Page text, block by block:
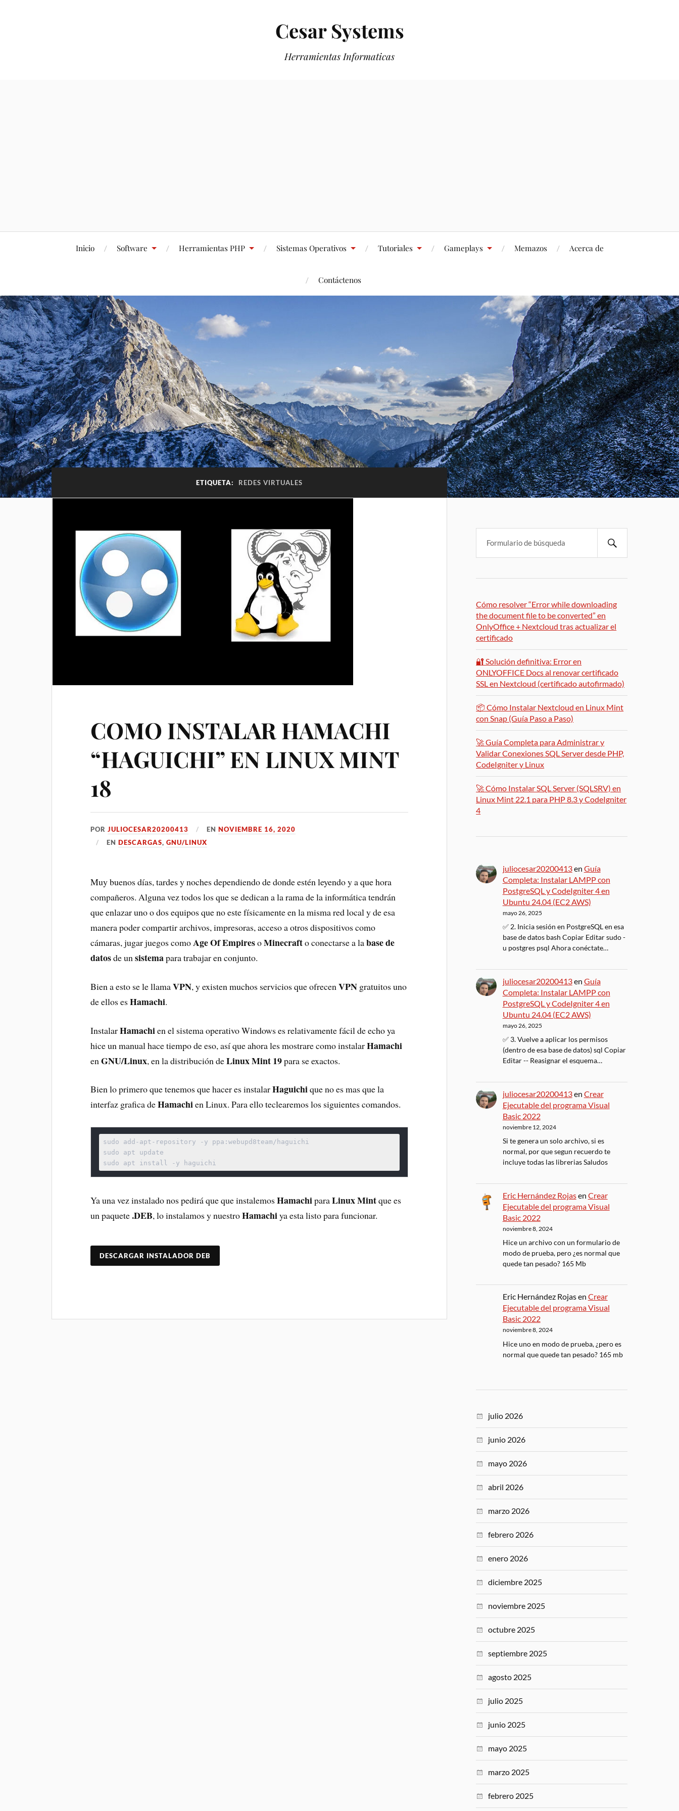
Cesar Systems
Herramientas Informaticas
Inicio Software Herramientas PHP Sistemas Operativos Tutoriales Gameplays Memazos Acerca de
Contáctenos
ETIQUETA: REDES VIRTUALES
COMO INSTALAR HAMACHI
“HAGUICHI” EN LINUX MINT
18
PORJULIOCESAR20200413 ENNOVIEMBRE 16, 2020
ENDESCARGAS,GNU/LINUX
Muy buenos días, tardes y noches dependiendo de donde estén leyendo y a que hora
compañeros. Alguna vez todos los que se dedican a la rama de la informática tendrán
que enlazar uno o dos equipos que no este físicamente en la misma red local y de esa
manera poder compartir archivos, impresoras, acceso a otros dispositivos como
cámaras, jugar juegos comoAge Of EmpiresoMinecrafto conectarse a labase de
datosde unsistemapara trabajar en conjunto.
Bien a esto se le llamaVPN, y existen muchos servicios que ofrecenVPN gratuitos uno
de ellos esHamachi.
InstalarHamachien el sistema operativo Windows es relativamente fácil de echo ya
hice un manual hace tiempo de eso, así que ahora les mostrare como instalarHamachi
en GNU/Linux, en la distribución deLinux Mint 19para se exactos.
Bien lo primero que tenemos que hacer es instalarHaguichique no es mas que la
interfaz grafica deHamachien Linux. Para ello teclearemos los siguientes comandos.
sudo apt install -y haguichi
Ya una vez instalado nos pedirá que que instalemosHamachiparaLinux Mintque es
un paquete.DEB, lo instalamos y nuestroHamachiya esta listo para funcionar.
DESCARGAR INSTALADOR DEB
Cómo resolver “Error while downloading
the document file to be converted” en
OnlyOffice + Nextcloud tras actualizar el
certificado
🔐 Solución definitiva: Error en
ONLYOFFICE Docs al renovar certificado
SSL en Nextcloud (certificado autofirmado)
📦 Cómo Instalar Nextcloud en Linux Mint
con Snap (Guía Paso a Paso)
🚀 Guía Completa para Administrar y
Validar Conexiones SQL Server desde PHP,
CodeIgniter y Linux
🚀 Cómo Instalar SQL Server (SQLSRV) en
Linux Mint 22.1 para PHP 8.3 y CodeIgniter
4
juliocesar20200413en Guía
Completa: Instalar LAMPP con
PostgreSQL y CodeIgniter 4 en
Ubuntu 24.04 (EC2 AWS)
mayo 26, 2025
✅ 2. Inicia sesión en PostgreSQL en esa
base de datos bash Copiar Editar sudo -
u postgres psql Ahora conéctate…
juliocesar20200413en Guía
Completa: Instalar LAMPP con
PostgreSQL y CodeIgniter 4 en
Ubuntu 24.04 (EC2 AWS)
mayo 26, 2025
✅ 3. Vuelve a aplicar los permisos
(dentro de esa base de datos) sql Copiar
Editar -- Reasignar el esquema…
juliocesar20200413en Crear
Ejecutable del programa Visual
Basic 2022
noviembre 12, 2024
Si te genera un solo archivo, si es
normal, por que segun recuerdo te
incluye todas las librerias Saludos
Eric Hernández Rojasen Crear
Ejecutable del programa Visual
Basic 2022
noviembre 8, 2024
Hice un archivo con un formulario de
modo de prueba, pero ¿es normal que
quede tan pesado? 165 Mb
Eric Hernández Rojasen Crear
Ejecutable del programa Visual
Basic 2022
noviembre 8, 2024
Hice uno en modo de prueba, ¿pero es
normal que quede tan pesado? 165 mb
julio 2026
junio 2026
mayo 2026
abril 2026
marzo 2026
febrero 2026
enero 2026
diciembre 2025
noviembre 2025
octubre 2025
septiembre 2025
agosto 2025
julio 2025
junio 2025
mayo 2025
marzo 2025
febrero 2025